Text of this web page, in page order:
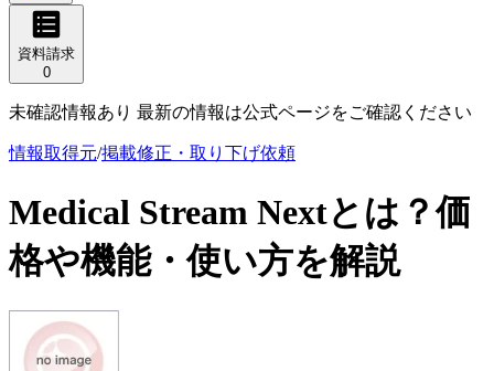
資料請求
0
未確認情報あり 最新の情報は公式ページをご確認ください
情報取得元/掲載修正・取り下げ依頼
Medical Stream Nextとは？価
格や機能・使い方を解説